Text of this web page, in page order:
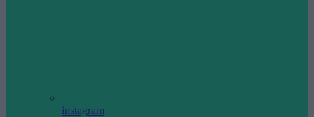
instagram